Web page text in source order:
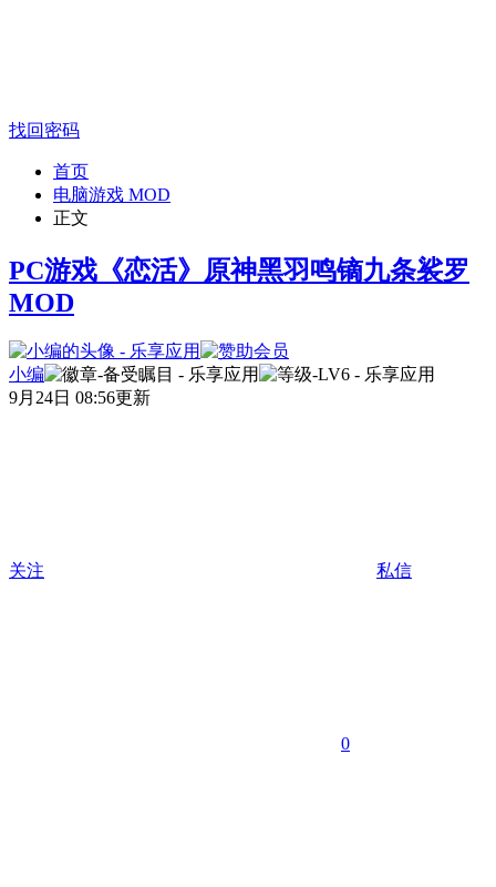
找回密码
首页
电脑游戏 MOD
正文
PC游戏《恋活》原神黑羽鸣镝九条裟罗
MOD
小编
9月24日 08:56更新
关注 私信
0